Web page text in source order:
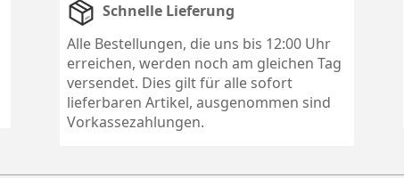
Schnelle Lieferung
Alle Bestellungen, die uns bis 12:00 Uhr
erreichen, werden noch am gleichen Tag
versendet. Dies gilt für alle sofort
lieferbaren Artikel, ausgenommen sind
Vorkassezahlungen.